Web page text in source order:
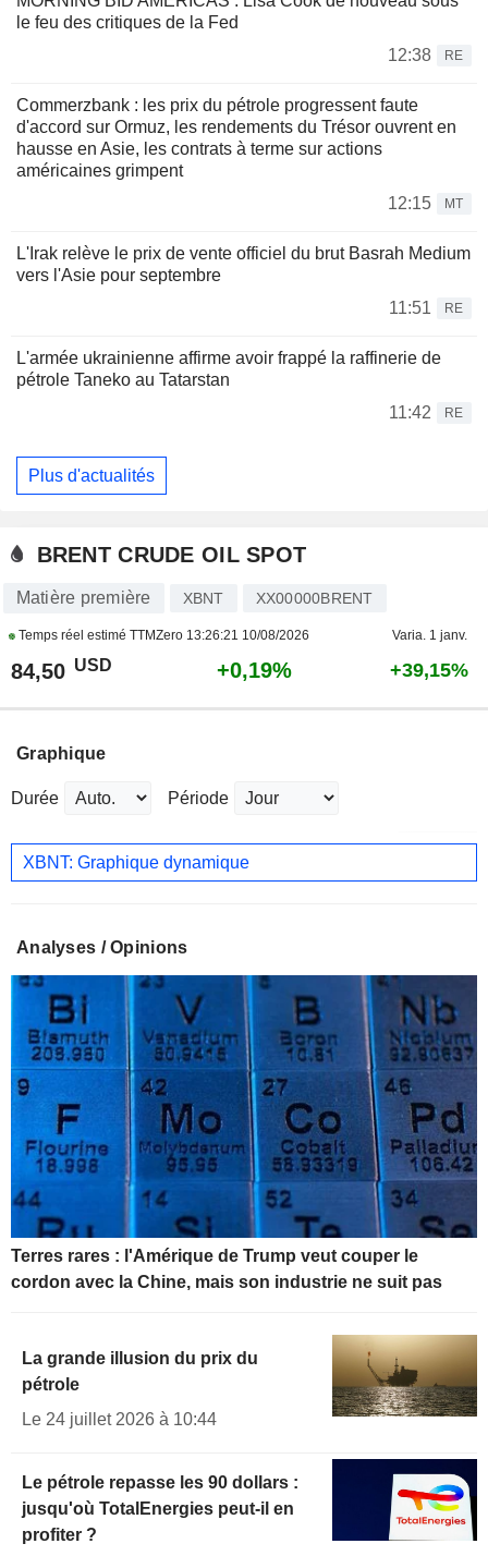
le feu des critiques de la Fed
12:38
RE
Commerzbank : les prix du pétrole progressent faute
d'accord sur Ormuz, les rendements du Trésor ouvrent en
hausse en Asie, les contrats à terme sur actions
américaines grimpent
12:15
MT
L'Irak relève le prix de vente officiel du brut Basrah Medium
vers l'Asie pour septembre
11:51
RE
L'armée ukrainienne affirme avoir frappé la raffinerie de
pétrole Taneko au Tatarstan
11:42
RE
Plus d'actualités
BRENT CRUDE OIL SPOT
Matière première XBNT XX00000BRENT
Temps réel estimé TTMZero 13:26:21 10/08/2026 Varia. 1 janv.
84,50 USD +0,19% +39,15%
Graphique
Durée Période
XBNT: Graphique dynamique
Analyses / Opinions
Terres rares : l'Amérique de Trump veut couper le
cordon avec la Chine, mais son industrie ne suit pas
La grande illusion du prix du
pétrole
Le 24 juillet 2026 à 10:44
Le pétrole repasse les 90 dollars :
jusqu'où TotalEnergies peut-il en
profiter ?